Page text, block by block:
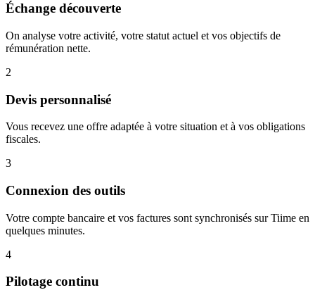
Échange découverte
On analyse votre activité, votre statut actuel et vos objectifs de
rémunération nette.
2
Devis personnalisé
Vous recevez une offre adaptée à votre situation et à vos obligations
fiscales.
3
Connexion des outils
Votre compte bancaire et vos factures sont synchronisés sur Tiime en
quelques minutes.
4
Pilotage continu